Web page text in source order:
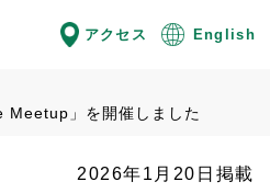
アクセス English
Meetup」を開催しました
2026年1月20日掲載